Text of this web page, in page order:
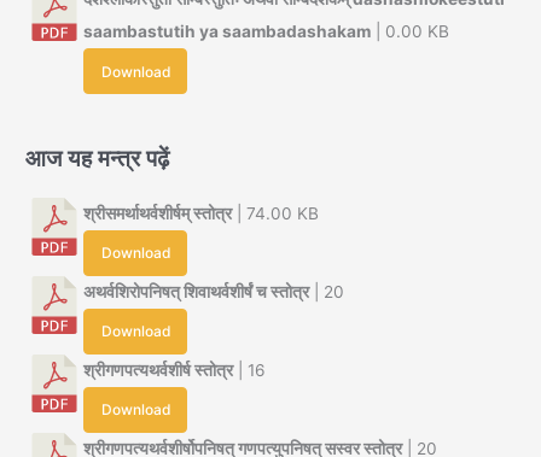
saambastutih ya saambadashakam | 0.00 KB
Download
आज यह मन्त्र पढ़ें
श्रीसमर्थाथर्वशीर्षम् स्तोत्र| 74.00 KB
Download
अथर्वशिरोपनिषत् शिवाथर्वशीर्षं च स्तोत्र| 20
Download
श्रीगणपत्यथर्वशीर्ष स्तोत्र| 16
Download
श्रीगणपत्यथर्वशीर्षोपनिषत् गणपत्युपनिषत् सस्वर स्तोत्र| 20